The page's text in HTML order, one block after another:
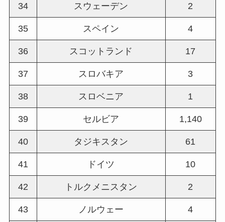
34 スウェーデン 2
35 スペイン 4
36 スコットランド 17
37 スロバキア 3
38 スロベニア 1
39 セルビア 1,140
40 タジキスタン 61
41 ドイツ 10
42 トルクメニスタン 2
43 ノルウェー 4